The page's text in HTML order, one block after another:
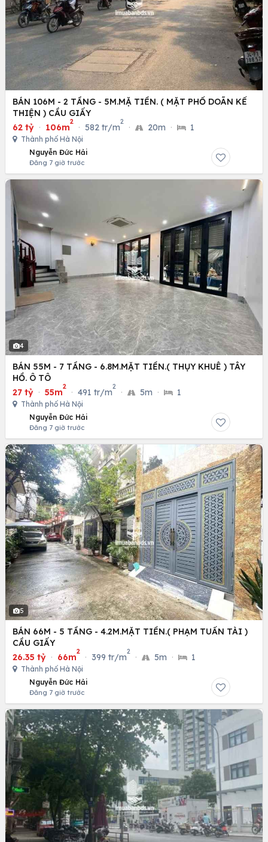
BÁN 106M - 2 TẦNG - 5M.MẶ TIỀN. ( MẶT PHỐ DOÃN KẾ
THIỆN ) CẦU GIẤY
62 tỷ · 106m
2
· 582 tr/m
2
· 20m · 1
Thành phố Hà Nội
Nguyễn Đức Hải
Đăng 7 giờ trước
4
BÁN 55M - 7 TẦNG - 6.8M.MẶT TIỀN.( THỤY KHUÊ ) TÂY
HỒ. Ô TÔ
27 tỷ · 55m
2
· 491 tr/m
2
· 5m · 1
Thành phố Hà Nội
Nguyễn Đức Hải
Đăng 7 giờ trước
5
BÁN 66M - 5 TẦNG - 4.2M.MẶT TIỀN.( PHẠM TUẤN TÀI )
CẦU GIẤY
26.35 tỷ · 66m
2
· 399 tr/m
2
· 5m · 1
Thành phố Hà Nội
Nguyễn Đức Hải
Đăng 7 giờ trước